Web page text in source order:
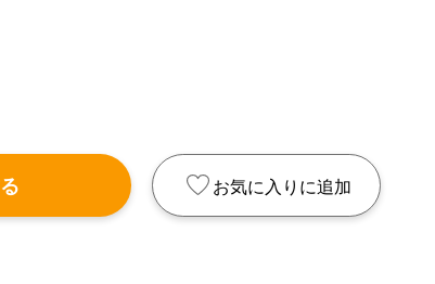
お気に入りに追加